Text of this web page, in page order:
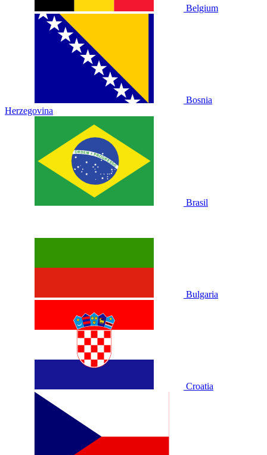
Belgium
Bosnia
Herzegovina
Brasil
Bulgaria
Croatia